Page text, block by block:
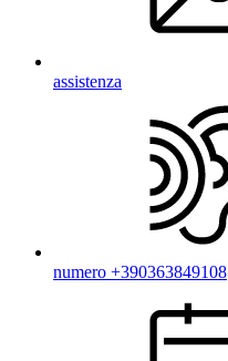
assistenza
numero +390363849108